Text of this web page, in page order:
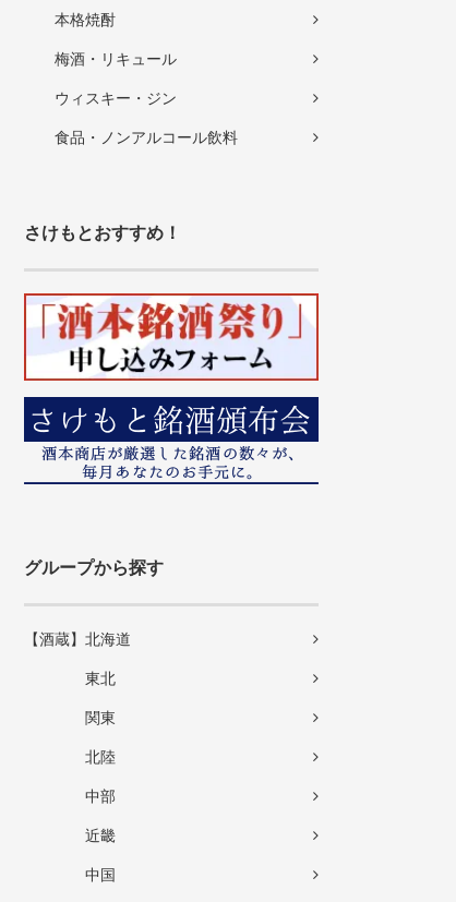
本格焼酎
梅酒・リキュール
ウィスキー・ジン
食品・ノンアルコール飲料
さけもとおすすめ！
グループから探す
【酒蔵】北海道
東北
関東
北陸
中部
近畿
中国